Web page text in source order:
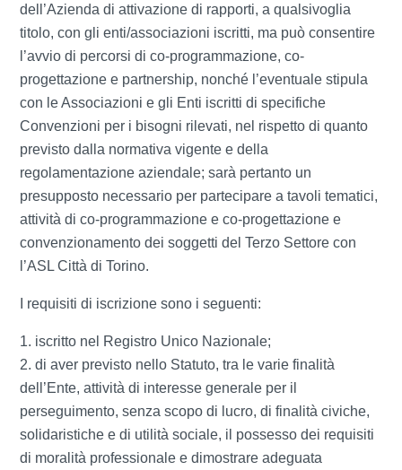
dell’Azienda di attivazione di rapporti, a qualsivoglia
titolo, con gli enti/associazioni iscritti, ma può consentire
l’avvio di percorsi di co-programmazione, co-
progettazione e partnership, nonché l’eventuale stipula
con le Associazioni e gli Enti iscritti di specifiche
Convenzioni per i bisogni rilevati, nel rispetto di quanto
previsto dalla normativa vigente e della
regolamentazione aziendale; sarà pertanto un
presupposto necessario per partecipare a tavoli tematici,
attività di co-programmazione e co-progettazione e
convenzionamento dei soggetti del Terzo Settore con
l’ASL Città di Torino.
I requisiti di iscrizione sono i seguenti:
iscritto nel Registro Unico Nazionale;
di aver previsto nello Statuto, tra le varie finalità
dell’Ente, attività di interesse generale per il
perseguimento, senza scopo di lucro, di finalità civiche,
solidaristiche e di utilità sociale, il possesso dei requisiti
di moralità professionale e dimostrare adeguata